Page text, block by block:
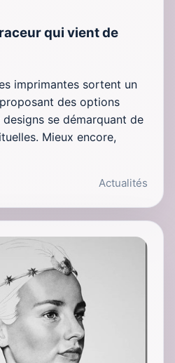
qui vient de
imprimantes sortent un
des options
designs se démarquant de
Mieux encore,
Actualités